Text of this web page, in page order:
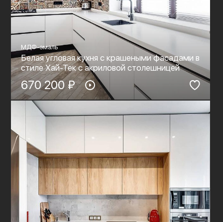
МДФ-эмаль
Белая угловая кухня с крашеными фасадами в
стиле Хай-Тек c акриловой столешницей
670 200 ₽